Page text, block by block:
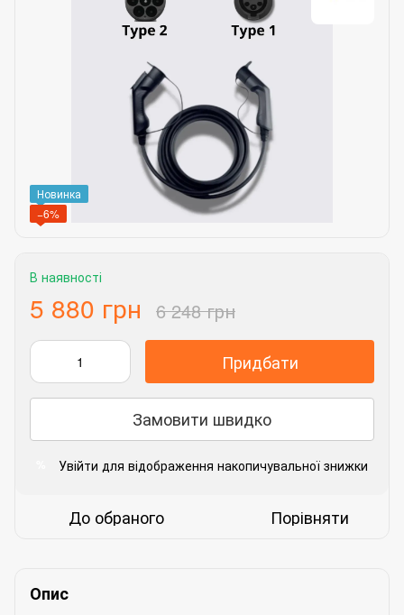
Новинка
−6%
В наявності
5 880 грн 6 248 грн
Придбати
Замовити швидко
Увійти для відображення накопичувальної знижки
До обраного Порівняти
Опис